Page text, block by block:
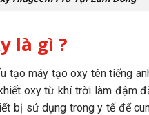
là gì ?
tạo máy tạo oxy tên tiếng
oxy từ khí trời làm đậm
bị sử dụng trong y tế để